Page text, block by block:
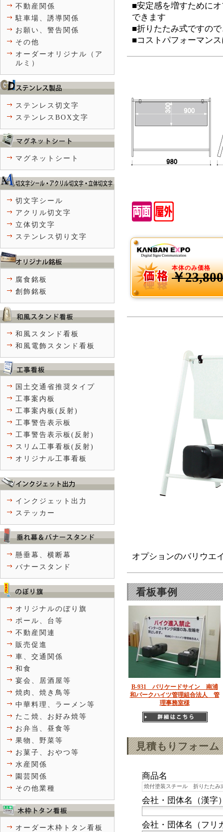
■安定感を増すために
できます
■折りたたみ式ですの
■コストパフォーマン
本体のみ価格
￥23,800
オプションのバリウエ
看板事例
B-931 バリケードサイン 南浦
和パークハイツ管理組合法人 管
理事務室様
見積もりフォーム
商品名
会社・団体名（漢字
会社・団体名（フリ
不動産関係
駐車場、誘導関係
お願い、警告関係
その他
オーダーオリジナル（ア
ルミ）
ステンレス切文字
ステンレスBOX文字
マグネットシート
切文字シール
アクリル切文字
立体切文字
ステンレス切り文字
腐食銘板
創飾銘板
和風スタンド看板
和風電飾スタンド看板
国土交通省推奨タイプ
工事案内板
工事案内板(反射)
工事警告表示板
工事警告表示板(反射)
スリム工事看板(反射)
オリジナル工事看板
インクジェット出力
ステッカー
懸垂幕、横断幕
バナースタンド
オリジナルのぼり旗
ポール、台等
不動産関連
販売促進
車、交通関係
和食
宴会、居酒屋等
焼肉、焼き鳥等
中華料理、ラーメン等
たこ焼、お好み焼等
お弁当、昼食等
果物、野菜等
お菓子、おやつ等
水産関係
園芸関係
その他業種
オーダー木枠トタン看板